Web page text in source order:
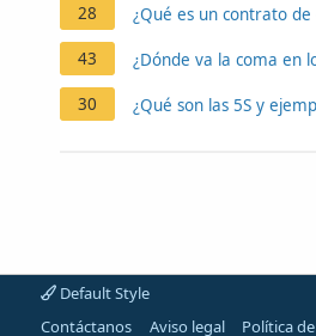
28 ¿Qué es un contrato de
43 ¿Dónde va la coma en
30 ¿Qué son las 5S y
Default Style
Contáctanos
Aviso legal Política